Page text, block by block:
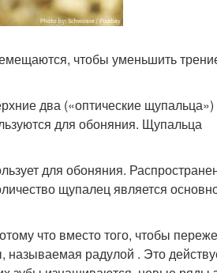
чтобы уменьшить
два («оптические щупальца»)
для обоняния. Щупальца
для обоняния.
щупалец является
что вместо того, чтобы
называемая радулой . Это